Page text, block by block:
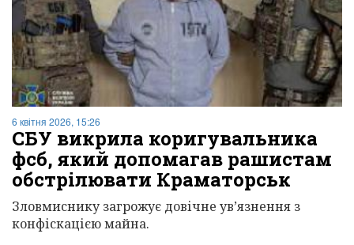
6 квітня 2026, 15:26
СБУ викрила коригувальника
фсб, який допомагав рашистам
обстрілювати Краматорськ
Зловмиснику загрожує довічне ув’язнення з
конфіскацією майна.